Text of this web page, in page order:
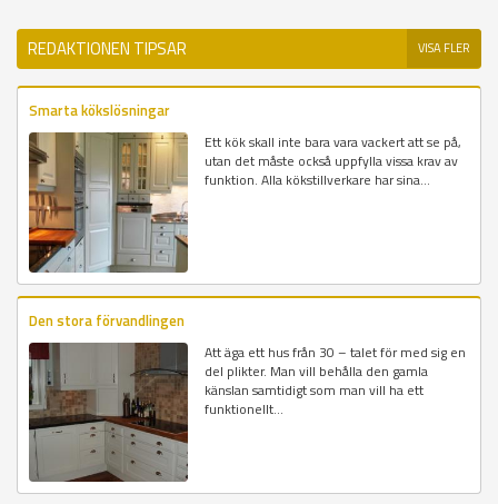
REDAKTIONEN TIPSAR VISA FLER
Smarta kökslösningar
Ett kök skall inte bara vara vackert att se på,
utan det måste också uppfylla vissa krav av
funktion. Alla kökstillverkare har sina...
Den stora förvandlingen
Att äga ett hus från 30 – talet för med sig en
del plikter. Man vill behålla den gamla
känslan samtidigt som man vill ha ett
funktionellt...